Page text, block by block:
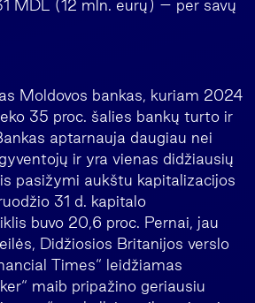
MDL (12 mln. eurų) – per savų
Moldovos bankas, kuriam 2024
35 proc. šalies bankų turto ir
aptarnauja daugiau nei
ir yra vienas didžiausių
pasižymi aukštu kapitalizacijos
31 d. kapitalo
buvo 20,6 proc. Pernai, jau
Didžiosios Britanijos verslo
Times“ leidžiamas
maib pripažino geriausiu